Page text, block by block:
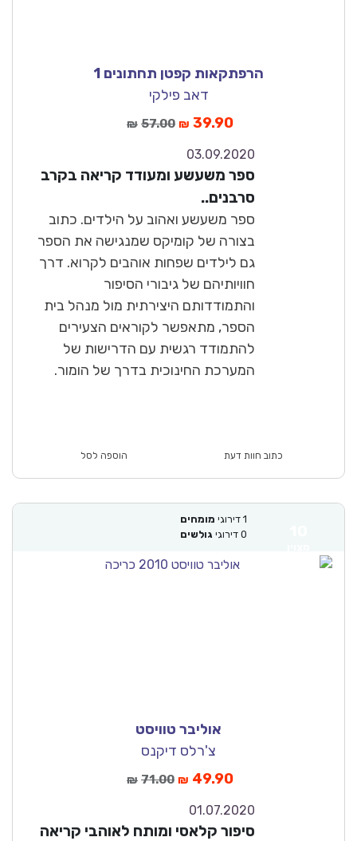
הרפתקאות קפטן תחתונים 1
דאב פילקי
₪ 57.00 ₪ 39.90
03.09.2020
ספר משעשע ומעודד קריאה בקרב
סרבנים..
ספר משעשע ואהוב על הילדים. כתוב
בצורה של קומיקס שמנגישה את הספר
גם לילדים שפחות אוהבים לקרוא. דרך
חוויותיהם של גיבורי הסיפור
והתמודדותם היצירתית מול מנהל בית
הספר, מתאפשר לקוראים הצעירים
להתמודד רגשית עם הדרישות של
המערכת החינוכית בדרך של הומור.
כתוב חוות דעת הוספה לסל
דירוגימומחים
דירוגיגולשים
אוליבר טוויסט
צ'רלס דיקנס
₪ 71.00 ₪ 49.90
01.07.2020
סיפור קלאסי ומותח לאוהבי קריאה